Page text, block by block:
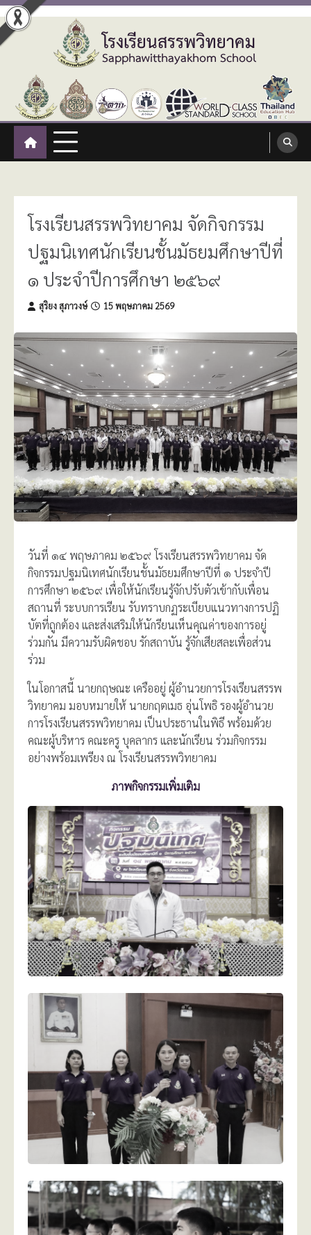
Skip
to
content
โรงเรียนสรรพวิทยาคม
:: โรงเรียนสรรพวิทยาคม อำเภอแม่สอด จังหวัดตาก ::
Sapphawitthayakhom School
โรงเรียนสรรพวิทยาคม จัดกิจกรรม
ปฐมนิเทศนักเรียนชั้นมัธยมศึกษาปีที่
๑ ประจำปีการศึกษา ๒๕๖๙
สุริยง สุภาวงษ์ 15 พฤษภาคม 2569
วันที่ ๑๔ พฤษภาคม ๒๕๖๙ โรงเรียนสรรพวิทยาคม จัด
กิจกรรมปฐมนิเทศนักเรียนชั้นมัธยมศึกษาปีที่ ๑ ประจำปี
การศึกษา ๒๕๖๙ เพื่อให้นักเรียนรู้จักปรับตัวเข้ากับเพื่อน
สถานที่ ระบบการเรียน รับทราบกฏระเบียบแนวทางการปฏิ
บัตที่ถูกต้อง และส่งเสริมให้นักรียนเห็นคุณค่าของการอยู่
ร่วมกัน มีความรับผิดชอบ รักสถาบัน รู้จักเสียสละเพื่อส่วน
ร่วม
ในโอกาสนี้ นายกฤษณะ เครืออยู่ ผู้อำนวยการโรงเรียนสรรพ
วิทยาคม มอบหมายให้ นายกฤตเมธ อุ่นโพธิ รองผู้อำนวย
การโรงเรียนสรรพวิทยาคม เป็นประธานในพิธี พร้อมด้วย
คณะผู้บริหาร คณะครู บุคลากร และนักเรียน ร่วมกิจกรรม
อย่างพร้อมเพรียง ณ โรงเรียนสรรพวิทยาคม
ภาพกิจกรรมเพิ่มเติม